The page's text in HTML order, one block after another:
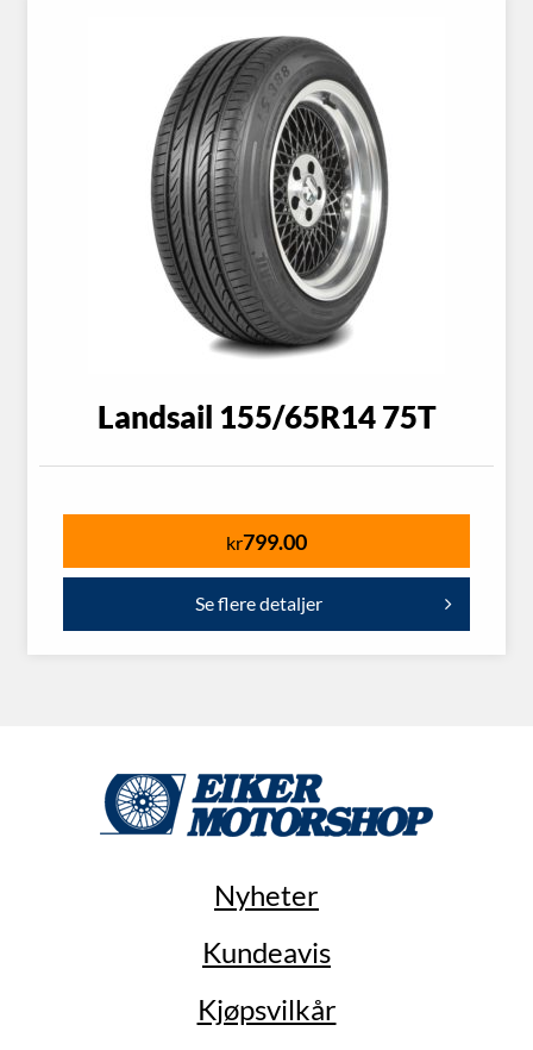
Landsail 155/65R14 75T
kr799.00
Se flere detaljer
Nyheter
Kundeavis
Kjøpsvilkår